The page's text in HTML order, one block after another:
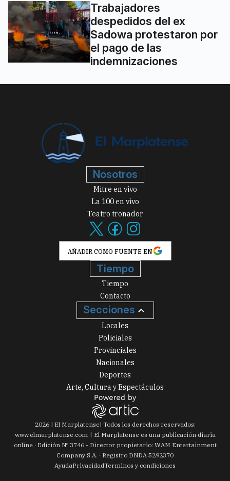
Trabajadores
despedidos del ex
Sadowa protestaron por
el pago de las
indemnizaciones
Nosotros
Mitre en vivo
La 100 en vivo
Teatro tronador
AÑADIR COMO FUENTE EN
Tiempo
Tiempo
Contacto
Secciones
Locales
Policiales
Provinciales
Nacionales
Deportes
Arte, Cultura y Espectáculos
2026| El Marplatense| Todos los derechos reservados:
www.elmarplatense.com
El Marplatense es una publicación diaria
online · Edición Nº 3746- Director propietario: WAM Entertainment
Company S.A. · Registro DNDA 5292370
AyudaPrivacidadTerminos y condiciones